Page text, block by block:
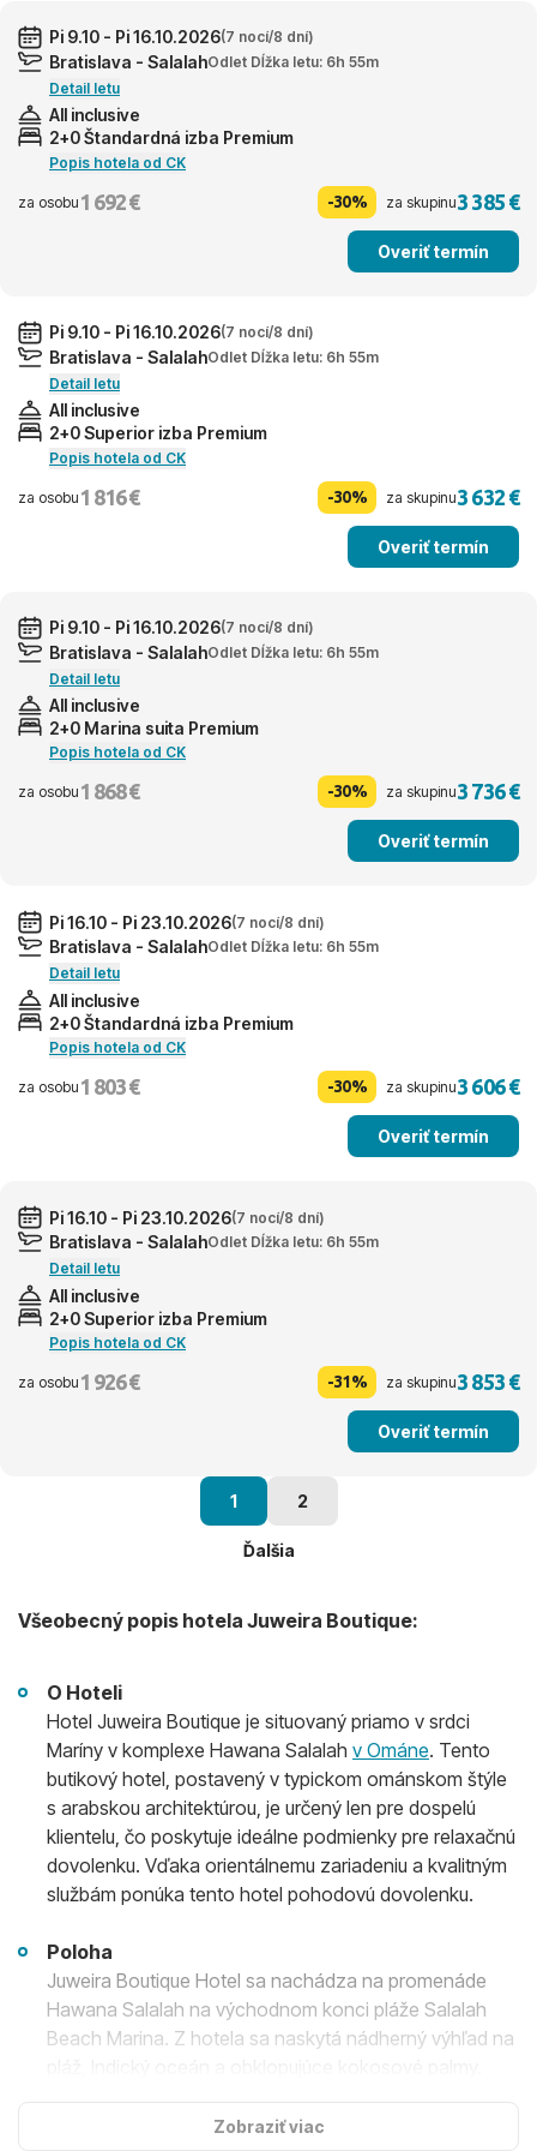
Pi 9.10 - Pi 16.10.2026(7 nocí/8 dní)
Bratislava - SalalahOdlet Dĺžka letu: 6h 55m
Detail letu
All inclusive
2+0 Štandardná izba Premium
Popis hotela od CK
za osobu 1 692 € -30% za skupinu3 385 €
Overiť termín
Pi 9.10 - Pi 16.10.2026(7 nocí/8 dní)
Bratislava - SalalahOdlet Dĺžka letu: 6h 55m
Detail letu
All inclusive
2+0 Superior izba Premium
Popis hotela od CK
za osobu 1 816 € -30% za skupinu3 632 €
Overiť termín
Pi 9.10 - Pi 16.10.2026(7 nocí/8 dní)
Bratislava - SalalahOdlet Dĺžka letu: 6h 55m
Detail letu
All inclusive
2+0 Marina suita Premium
Popis hotela od CK
za osobu 1 868 € -30% za skupinu3 736 €
Overiť termín
Pi 16.10 - Pi 23.10.2026(7 nocí/8 dní)
Bratislava - SalalahOdlet Dĺžka letu: 6h 55m
Detail letu
All inclusive
2+0 Štandardná izba Premium
Popis hotela od CK
za osobu 1 803 € -30% za skupinu3 606 €
Overiť termín
Pi 16.10 - Pi 23.10.2026(7 nocí/8 dní)
Bratislava - SalalahOdlet Dĺžka letu: 6h 55m
Detail letu
All inclusive
2+0 Superior izba Premium
Popis hotela od CK
za osobu 1 926 € -31% za skupinu3 853 €
Overiť termín
1 2
Ďalšia
Všeobecný popis hotela Juweira Boutique:
O Hoteli
Hotel Juweira Boutique je situovaný priamo v srdci
Maríny v komplexe Hawana Salalah v Ománe. Tento
butikový hotel, postavený v typickom ománskom štýle
s arabskou architektúrou, je určený len pre dospelú
klientelu, čo poskytuje ideálne podmienky pre relaxačnú
dovolenku. Vďaka orientálnemu zariadeniu a kvalitným
službám ponúka tento hotel pohodovú dovolenku.
Poloha
Juweira Boutique Hotel sa nachádza na promenáde
Hawana Salalah na východnom konci pláže Salalah
Beach Marina. Z hotela sa naskytá nádherný výhľad na
letiska Salalah a nachádza sa neďaleko kaviarní,
Zobraziť viac